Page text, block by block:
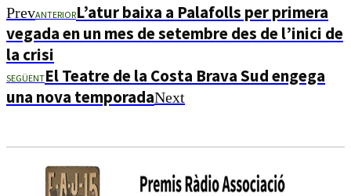
PrevANTERIORL’atur baixa a Palafolls per primera
vegada en un mes de setembre des de l’inici de
la crisi
SEGÜENTEl Teatre de la Costa Brava Sud engega
una nova temporadaNext